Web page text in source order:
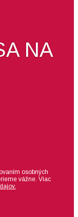
NA
osobných
vážne. Viac